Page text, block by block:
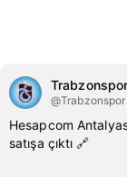
@Trabzonspor
Hesapcom
satışa çıktı 🔗